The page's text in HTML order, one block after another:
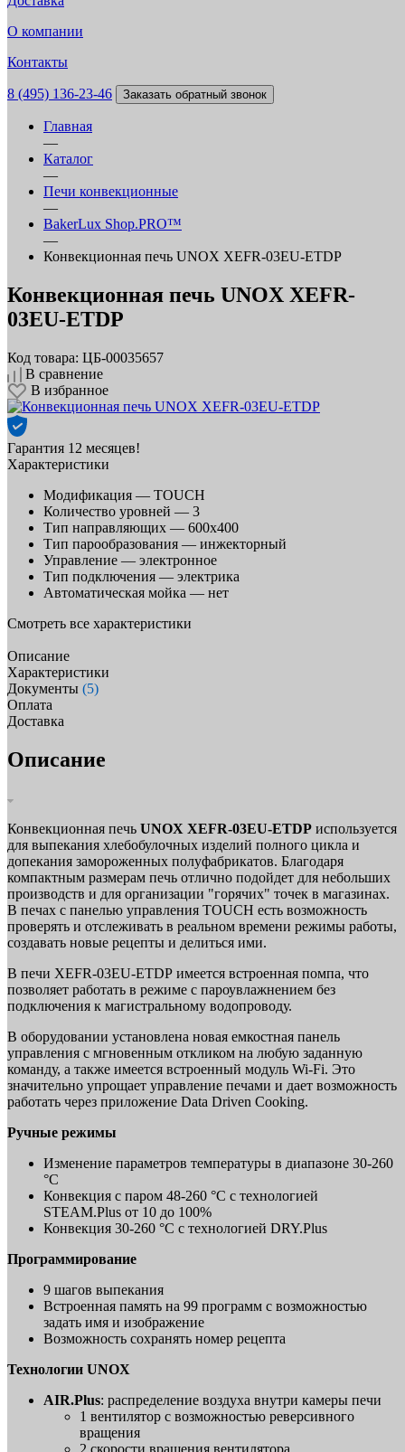
О компании
Контакты
8 (495) 136-23-46 Заказать обратный звонок
Главная
—
Каталог
—
Печи конвекционные
—
BakerLux Shop.PRO™
—
Конвекционная печь UNOX XEFR-03EU-ETDP
Конвекционная печь UNOX XEFR-
03EU-ETDP
Код товара: ЦБ-00035657
В сравнение
В избранное
Гарантия 12 месяцев!
Характеристики
Модификация — TOUCH
Количество уровней — 3
Тип направляющих — 600х400
Тип парообразования — инжекторный
Управление — электронное
Тип подключения — электрика
Автоматическая мойка — нет
Смотреть все характеристики
Описание
Характеристики
Документы (5)
Оплата
Доставка
Описание
Конвекционная печь UNOX XEFR-03EU-ETDP используется
для выпекания хлебобулочных изделий полного цикла и
допекания замороженных полуфабрикатов. Благодаря
компактным размерам печь отлично подойдет для небольших
производств и для организации "горячих" точек в магазинах.
В печах с панелью управления TOUCH есть возможность
проверять и отслеживать в реальном времени режимы работы,
создавать новые рецепты и делиться ими.
В печи XEFR-03EU-ETDP имеется встроенная помпа, что
позволяет работать в режиме с пароувлажнением без
подключения к магистральному водопроводу.
В оборудовании установлена новая емкостная панель
управления с мгновенным откликом на любую заданную
команду, а также имеется встроенный модуль Wi-Fi. Это
значительно упрощает управление печами и дает возможность
работать через приложение Data Driven Cooking.
Ручные режимы
Изменение параметров температуры в диапазоне 30-260
°C
Конвекция с паром 48-260 °C с технологией
STEAM.Plus от 10 до 100%
Конвекция 30-260 °C с технологией DRY.Plus
Программирование
9 шагов выпекания
Встроенная память на 99 программ с возможностью
задать имя и изображение
Возможность сохранять номер рецепта
Технологии UNOX
AIR.Plus: распределение воздуха внутри камеры печи
1 вентилятор с возможностью реверсивного
вращения
2 скорости вращения вентилятора